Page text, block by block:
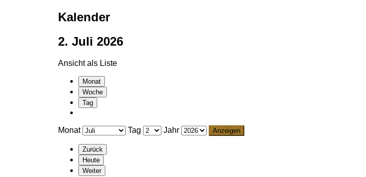
Kalender
2. Juli 2026
Ansicht als Liste
Monat
Woche
Tag
Monat Tag Jahr
Zurück
Heute
Weiter